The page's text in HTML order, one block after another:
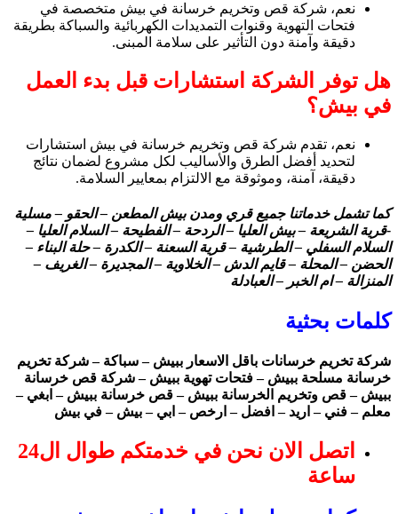
نعم، شركة قص وتخريم خرسانة في بيش متخصصة في
فتحات التهوية وقنوات التمديدات الكهربائية والسباكة بطريقة
دقيقة وآمنة دون التأثير على سلامة المبنى.
هل توفر الشركة استشارات قبل بدء العمل
في بيش؟
نعم، تقدم شركة قص وتخريم خرسانة في بيش استشارات
لتحديد أفضل الطرق والأساليب لكل مشروع لضمان نتائج
دقيقة، آمنة، وموثوقة مع الالتزام بمعايير السلامة.
كما تشمل خدماتنا جميع قري ومدن بيش المطعن – الحقو – مسلية
-قرية الشريعة – بيش العليا – الردحة – الفطيحة – السلام العليا –
السلام السفلي – الطرشية – قرية السعنة – الكدرة – حلة البناء –
الحضن – المحلة – قايم الدش – الخلاوية – المجديرة – الغريف –
المنزالة – ام الخبر – العبادلة
كلمات بحثية
شركة تخريم خرسانات باقل الاسعار ببيش – سباكة – شركة تخريم
خرسانة مسلحة ببيش – فتحات تهوية ببيش – شركة قص خرسانة
ببيش – قص وتخريم الخرسانة ببيش – قص خرسانة ببيش – ابغي –
معلم – فني – اريد – افضل – ارخص – ابي – بيش – في بيش
اتصل الان نحن في خدمتكم طوال ال24
ساعة